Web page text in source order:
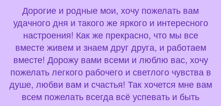
Дорогие и родные мои, хочу пожелать вам
удачного дня и такого же яркого и интересного
настроения! Как же прекрасно, что мы все
вместе живем и знаем друг друга, и работаем
вместе! Дорожу вами всеми и люблю вас, хочу
пожелать легкого рабочего и светлого чувства в
душе, любви вам и счастья! Так хочется мне вам
всем пожелать всегда всё успевать и быть